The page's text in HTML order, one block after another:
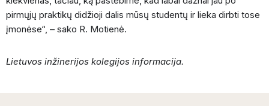
pirmųjų praktikų didžioji dalis mūsų studentų ir lieka dirbti tose
įmonėse“, – sako R. Motienė.
Lietuvos inžinerijos kolegijos informacija.